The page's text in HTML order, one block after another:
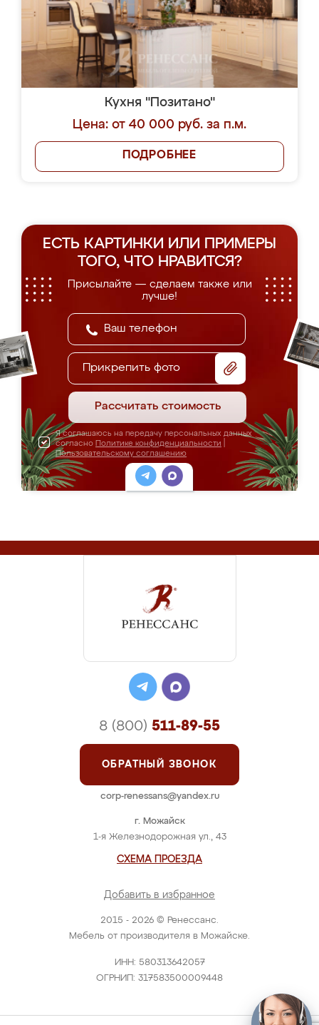
Кухня "Позитано"
Цена: от 40 000 руб. за п.м.
ПОДРОБНЕЕ
ЕСТЬ КАРТИНКИ ИЛИ ПРИМЕРЫ
ТОГО, ЧТО НРАВИТСЯ?
Присылайте — сделаем также или
лучше!
Прикрепить фото
Рассчитать стоимость
Я соглашаюсь на передачу персональных данных
согласно Политике конфиденциальности
Пользовательскому соглашению
2015 - 2026 © Ренессанс.
Мебель от производителя в Можайске.
ИНН: 580313642057
ОГРНИП: 317583500009448
г. Можайск
1-я Железнодорожная ул., 43
СХЕМА ПРОЕЗДА
Добавить в избранное
8 (800) 511-89-55
ОБРАТНЫЙ ЗВОНОК
corp-renessans@yandex.ru